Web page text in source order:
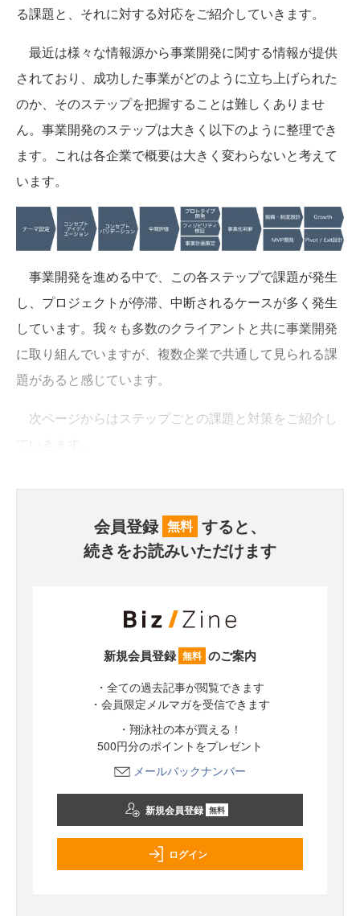
る課題と、それに対する対応をご紹介していきます。
最近は様々な情報源から事業開発に関する情報が提供
されており、成功した事業がどのように立ち上げられた
のか、そのステップを把握することは難しくありませ
ん。事業開発のステップは大きく以下のように整理でき
ます。これは各企業で概要は大きく変わらないと考えて
います。
事業開発を進める中で、この各ステップで課題が発生
し、プロジェクトが停滞、中断されるケースが多く発生
しています。我々も多数のクライアントと共に事業開発
に取り組んでいますが、複数企業で共通して見られる課
題があると感じています。
次ページからはステップごとの課題と対策をご紹介し
会員登録 無料 すると、
続きをお読みいただけます
新規会員登録 無料 のご案内
・全ての過去記事が閲覧できます
・会員限定メルマガを受信できます
・翔泳社の本が買える！
500円分のポイントをプレゼント
メールバックナンバー
新規会員登録 無料
ログイン